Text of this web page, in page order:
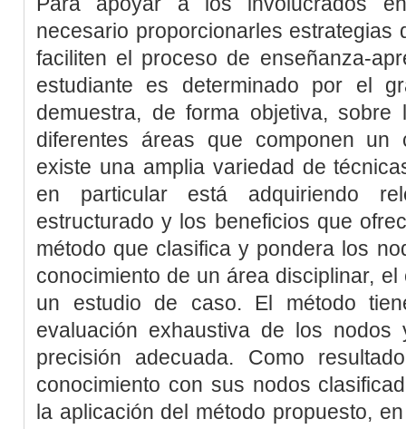
necesario proporcionarles estrategias
faciliten el proceso de enseñanza-
estudiante es determinado por el
demuestra, de forma objetiva,
diferentes áreas que componen un
existe una amplia variedad de
en particular está adquiriendo
estructurado y los beneficios que
método que clasifica y pondera los
conocimiento de un área disciplinar,
un estudio de caso. El método
evaluación exhaustiva de los
precisión adecuada. Como
conocimiento con sus nodos
la aplicación del método propuesto,